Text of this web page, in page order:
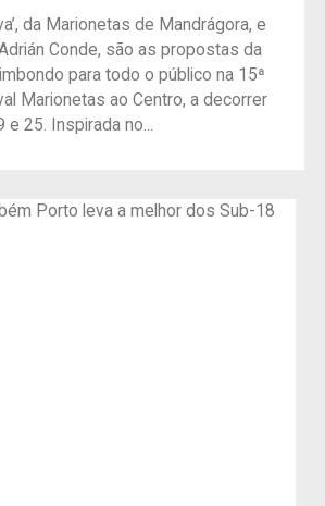
da Marionetas de Mandrágora, e
Adrián Conde, são as propostas da
para todo o público na 15ª
Marionetas ao Centro, a decorrer
25. Inspirada no...